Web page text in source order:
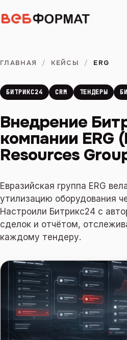
ГЛАВНАЯ / КЕЙСЫ / ERG
БИТРИКС24 CRM ТЕНДЕРЫ
Внедрение
компании ERG
Resources
Евразийская группа ERG
утилизацию оборудования
Настроили Битрикс24 с
сделок и отчётом,
каждому тендеру.